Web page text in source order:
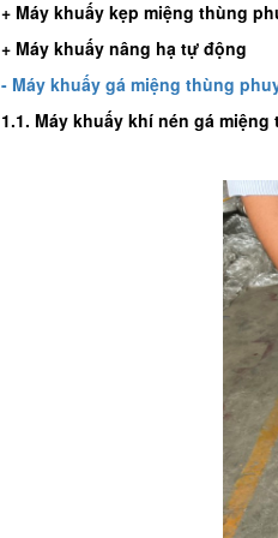
+ Máy khuấy kẹp miệng thùng
+ Máy khuấy nâng hạ tự động
- Máy khuấy gá miệng thùng
1.1. Máy khuấy khí nén gá